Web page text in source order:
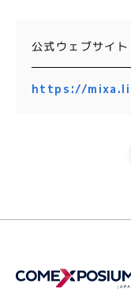
公式ウェブサイト
https://